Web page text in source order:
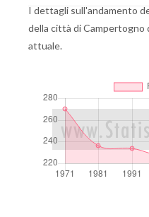
I dettagli sull'andamento
della città di Campertogno
attuale.